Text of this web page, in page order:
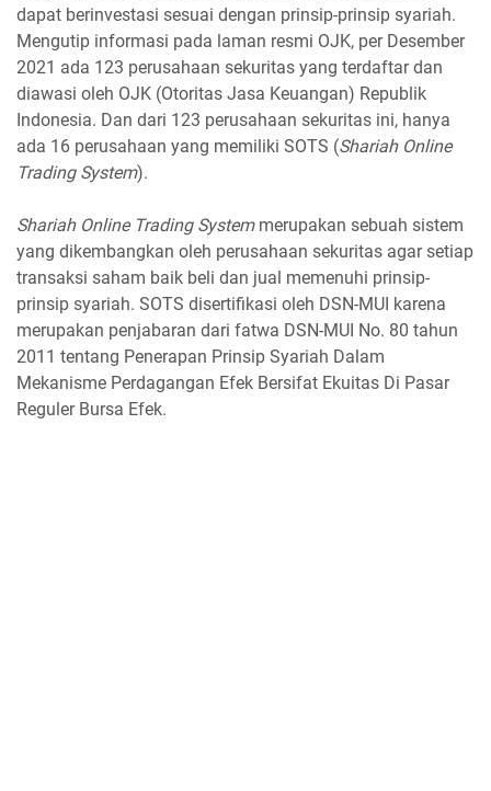
dapat berinvestasi sesuai dengan prinsip-prinsip syariah.
Mengutip informasi pada laman resmi OJK, per Desember
2021 ada 123 perusahaan sekuritas yang terdaftar dan
diawasi oleh OJK (Otoritas Jasa Keuangan) Republik
Indonesia. Dan dari 123 perusahaan sekuritas ini, hanya
ada 16 perusahaan yang memiliki SOTS (Shariah Online
Trading System).
Shariah Online Trading Systemmerupakan sebuah sistem
yang dikembangkan oleh perusahaan sekuritas agar setiap
transaksi saham baik beli dan jual memenuhi prinsip-
prinsip syariah. SOTS disertifikasi oleh DSN-MUI karena
merupakan penjabaran dari fatwa DSN-MUI No. 80 tahun
2011 tentang Penerapan Prinsip Syariah Dalam
Mekanisme Perdagangan Efek Bersifat Ekuitas Di Pasar
Reguler Bursa Efek.